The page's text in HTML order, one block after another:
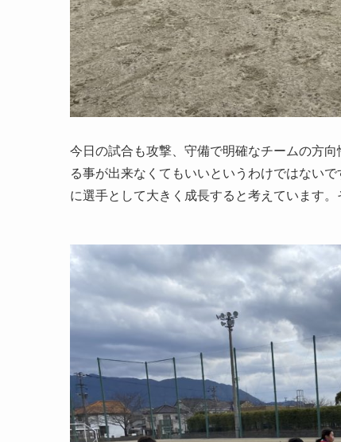
今日の試合も攻撃、守備で明確なチームの方
る事が出来なくてもいいというわけではない
に選手として大きく成長すると考えています